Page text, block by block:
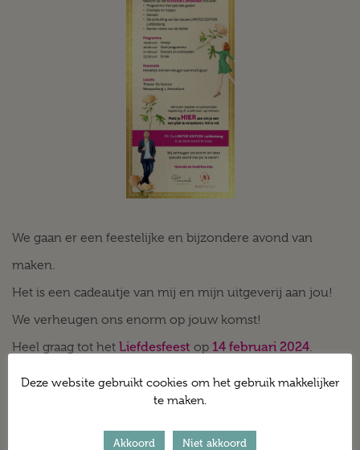
We gaan er een feestelijke en bijzondere avond van
maken.
Het is een cadeautje van mij en mijn uitgeverij aan jou!
We verheugen ons enorm op jouw komst!
Heel graag tot het Liefdesfeest op 14 februari 2024.
Lieve groet,
Deze website gebruikt cookies om het gebruik makkelijker
te maken.
Akkoord Niet akkoord